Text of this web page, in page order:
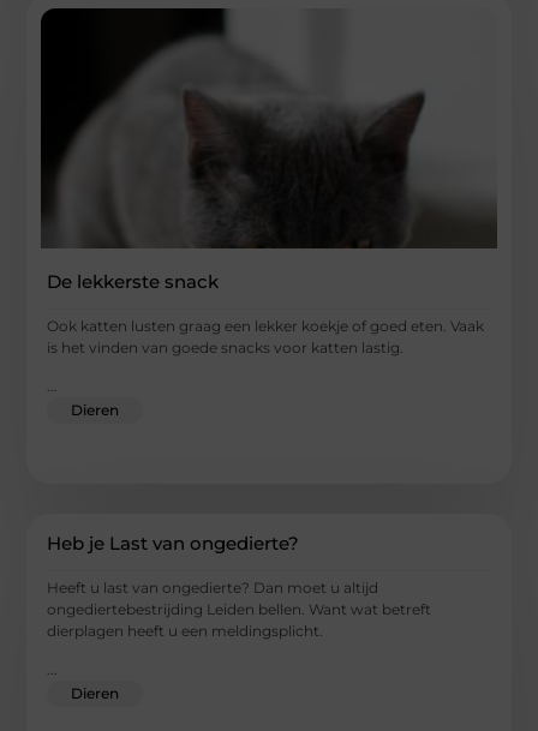
De lekkerste snack
Ook katten lusten graag een lekker koekje of goed eten. Vaak
is het vinden van goede snacks voor katten lastig.
Dieren
Heb je Last van ongedierte?
Heeft u last van ongedierte? Dan moet u altijd
ongediertebestrijding Leiden bellen. Want wat betreft
dierplagen heeft u een meldingsplicht.
...
Dieren